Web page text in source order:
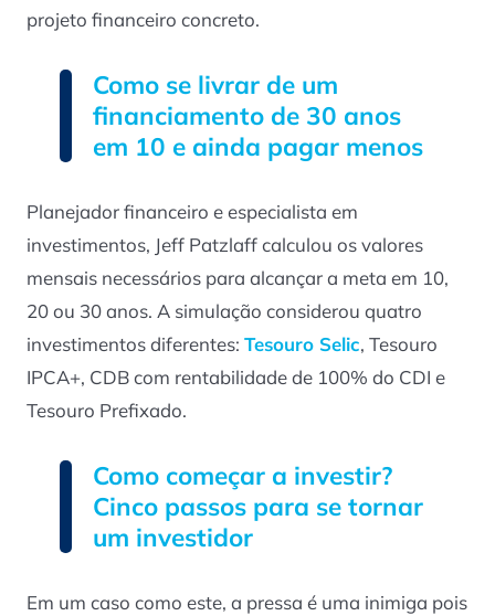
projeto financeiro concreto.
Como se livrar de um
financiamento de 30 anos
em 10 e ainda pagar menos
Planejador financeiro e especialista em
investimentos, Jeff Patzlaff calculou os valores
mensais necessários para alcançar a meta em 10,
20 ou 30 anos. A simulação considerou quatro
investimentos diferentes: Tesouro Selic, Tesouro
IPCA+, CDB com rentabilidade de 100% do CDI e
Tesouro Prefixado.
Como começar a investir?
Cinco passos para se tornar
um investidor
Em um caso como este, a pressa é uma inimiga pois